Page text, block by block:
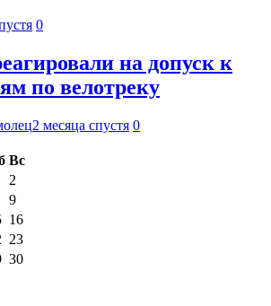
0
на допуск к
по велотреку
2 месяца спустя 0
Вс
2
9
16
23
30